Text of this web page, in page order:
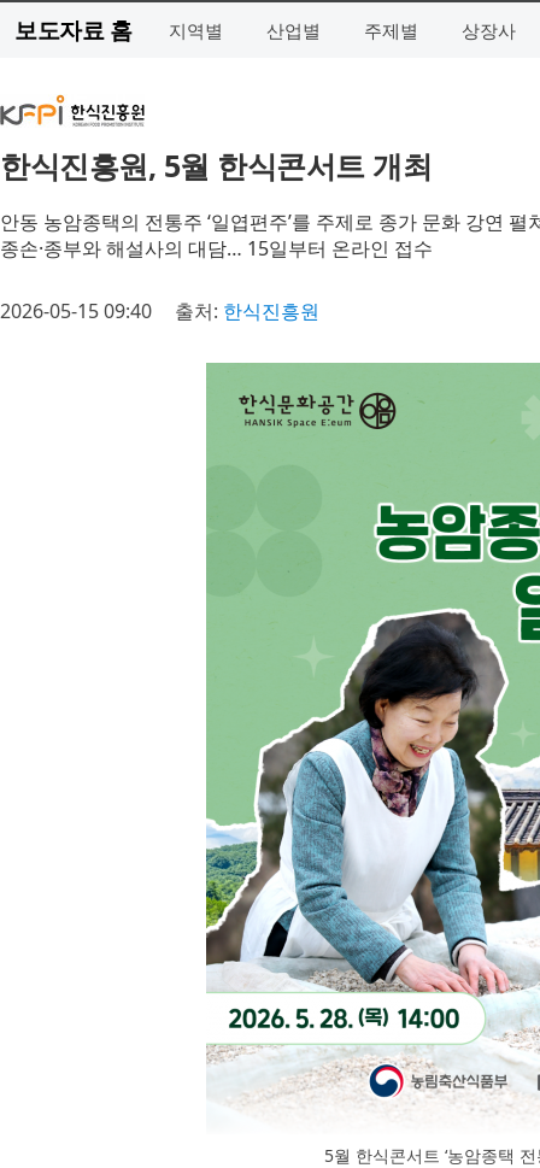
보도자료 홈 지역별 산업별 주제별 상장사
한식진흥원, 5월 한식콘서트 개최
안동 농암종택의 전통주 ‘일엽편주’를 주제로 종가 문화 강연 펼
종손·종부와 해설사의 대담… 15일부터 온라인 접수
2026-05-15 09:40 출처: 한식진흥원
5월 한식콘서트 ‘농암종택